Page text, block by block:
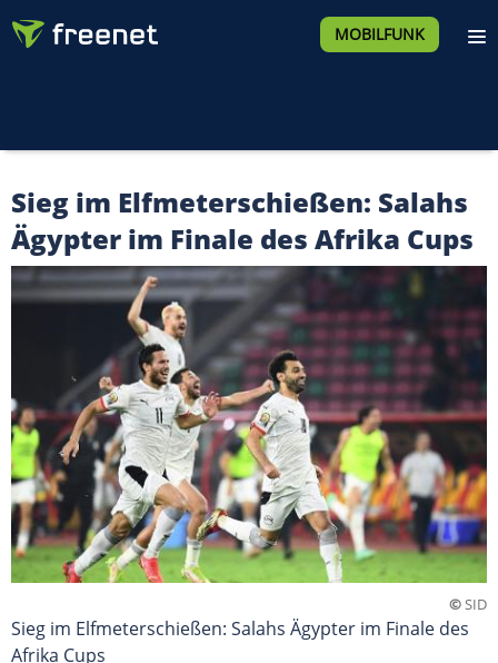
MOBILFUNK
Sieg im Elfmeterschießen: Salahs
Ägypter im Finale des Afrika Cups
©SID
Sieg im Elfmeterschießen: Salahs Ägypter im Finale des
Afrika Cups